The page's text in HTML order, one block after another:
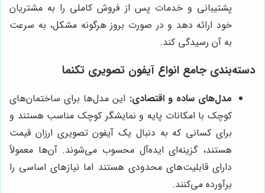
پشتیبانی و خدمات پس از فروش کاملی را به مشتریان
خود ارائه دهد و در صورت بروز هرگونه مشکل، به سرعت
به آن رسیدگی کند.
دسته‌بندی جامع انواع آیفون تصویری تکنما
مدل‌های ساده و اقتصادی: این مدل‌ها برای ساختمان‌های
کوچک با امکانات پایه و نمایشگر کوچک مناسب هستند و
برای کسانی که به دنبال یک آیفون تصویری ارزان قیمت
هستند، گزینه‌ای ایده‌آل محسوب می‌شوند. آن‌ها معمولاً
دارای قابلیت‌های محدودی هستند اما نیازهای اساسی را
برآورده می‌کنند.